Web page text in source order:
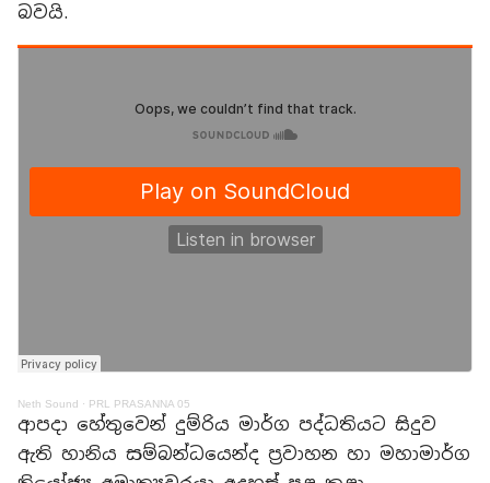
බවයි.
Neth Sound · PRL PRASANNA 05
ආපදා හේතුවෙන් දුම්රිය මාර්ග පද්ධතියට සිදුව
ඇති හානිය සම්බන්ධයෙන්ද ප්‍රවාහන හා මහාමාර්ග